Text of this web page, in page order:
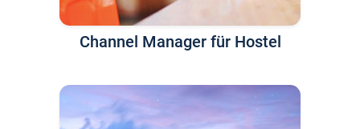
Channel Manager für Hostel